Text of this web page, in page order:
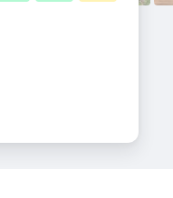
ート コー リペの写真